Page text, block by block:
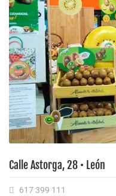
Calle Astorga, 28 • León
617 399 111